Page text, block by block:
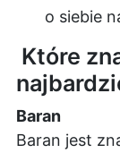
o siebie
Które
Baran
Baran jest